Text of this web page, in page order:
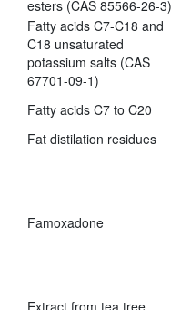
esters (CAS 85566-26-3)
Fatty acids C7-C18 and
C18 unsaturated
potassium salts (CAS
67701-09-1)
Fatty acids C7 to C20
Fat distilation residues
Famoxadone